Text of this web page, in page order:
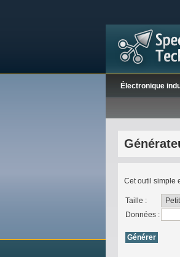
Électronique
Cet outil simple
Taille :
Données :